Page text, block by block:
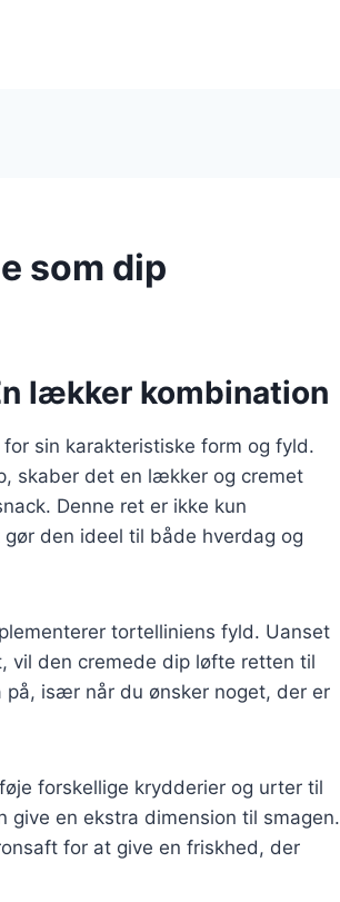
som dip
lækker kombination
sin karakteristiske form og fyld.
skaber det en lækker og cremet
Denne ret er ikke kun
den ideel til både hverdag og
tortelliniens fyld. Uanset
vil den cremede dip løfte retten til
især når du ønsker noget, der er
forskellige krydderier og urter til
give en ekstra dimension til smagen.
for at give en friskhed, der